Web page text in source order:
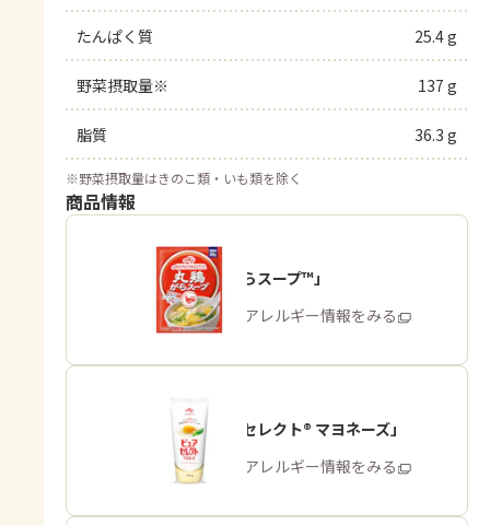
たんぱく質 25.4 g
野菜摂取量※ 137 g
脂質 36.3 g
※野菜摂取量はきのこ類・いも類を除く
商品情報
「丸鶏がらスープ™」
商品・アレルギー情報をみる
「ピュアセレクト® マヨネーズ」
商品・アレルギー情報をみる